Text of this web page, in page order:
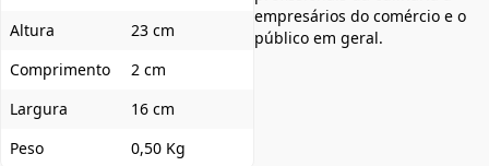
Altura
23 cm
Comprimento
2 cm
Largura
16 cm
Peso
0,50 Kg
empresários do comércio e o
público em geral.